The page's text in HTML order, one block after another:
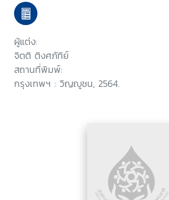
ผู้แต่ง:
จิตติ ติงศภัทิย์
สถานที่พิมพ์:
กรุงเทพฯ : วิญญูชน, 2564.